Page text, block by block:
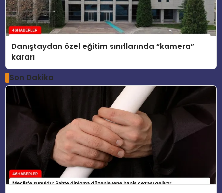
Danıştaydan özel eğitim sınıflarında “kamera”
kararı
Son Dakika